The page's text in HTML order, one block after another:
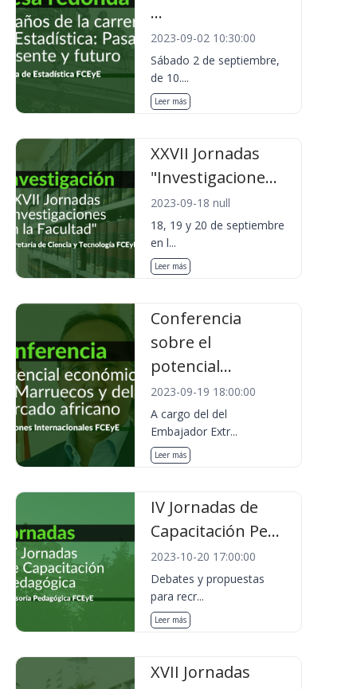
...
2023-09-02 10:30:00
Sábado 2 de septiembre,
de 10....
Leer más
XXVII Jornadas
"Investigacione...
2023-09-18 null
18, 19 y 20 de septiembre
en l...
Leer más
Conferencia
sobre el
potencial...
2023-09-19 18:00:00
A cargo del del
Embajador Extr...
Leer más
IV Jornadas de
Capacitación Pe...
2023-10-20 17:00:00
Debates y propuestas
para recr...
Leer más
XVII Jornadas